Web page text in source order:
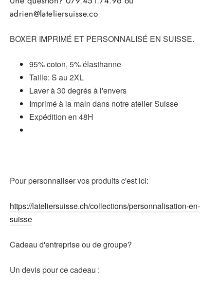
adrien@lateliersuisse.co
BOXER IMPRIMÉ ET PERSONNALISÉ EN SUISSE.
95% coton, 5% élasthanne
Taille: S au 2XL
Laver à 30 degrés à l'envers
Imprimé à la main dans notre atelier Suisse
Expédition en 48H
Pour personnaliser vos produits c'est ici:
https://lateliersuisse.ch/collections/personnalisation-en-
suisse
Cadeau d'entreprise ou de groupe?
Un devis pour ce cadeau :